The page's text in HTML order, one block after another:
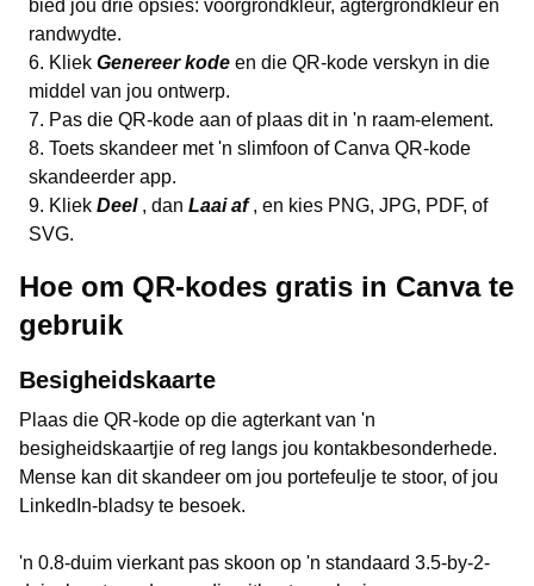
bied jou drie opsies: voorgrondkleur, agtergrondkleur en
randwydte.
Kliek Genereer kode en die QR-kode verskyn in die
middel van jou ontwerp.
Pas die QR-kode aan of plaas dit in 'n raam-element.
Toets skandeer met 'n slimfoon of Canva QR-kode
skandeerder app.
Kliek Deel , dan Laai af, en kies PNG, JPG, PDF, of
SVG.
Hoe om QR-kodes gratis in Canva te
gebruik
Besigheidskaarte
Plaas die QR-kode op die agterkant van 'n
besigheidskaartjie of reg langs jou kontakbesonderhede.
Mense kan dit skandeer om jou portefeulje te stoor, of jou
LinkedIn-bladsy te besoek.
'n 0.8-duim vierkant pas skoon op 'n standaard 3.5-by-2-